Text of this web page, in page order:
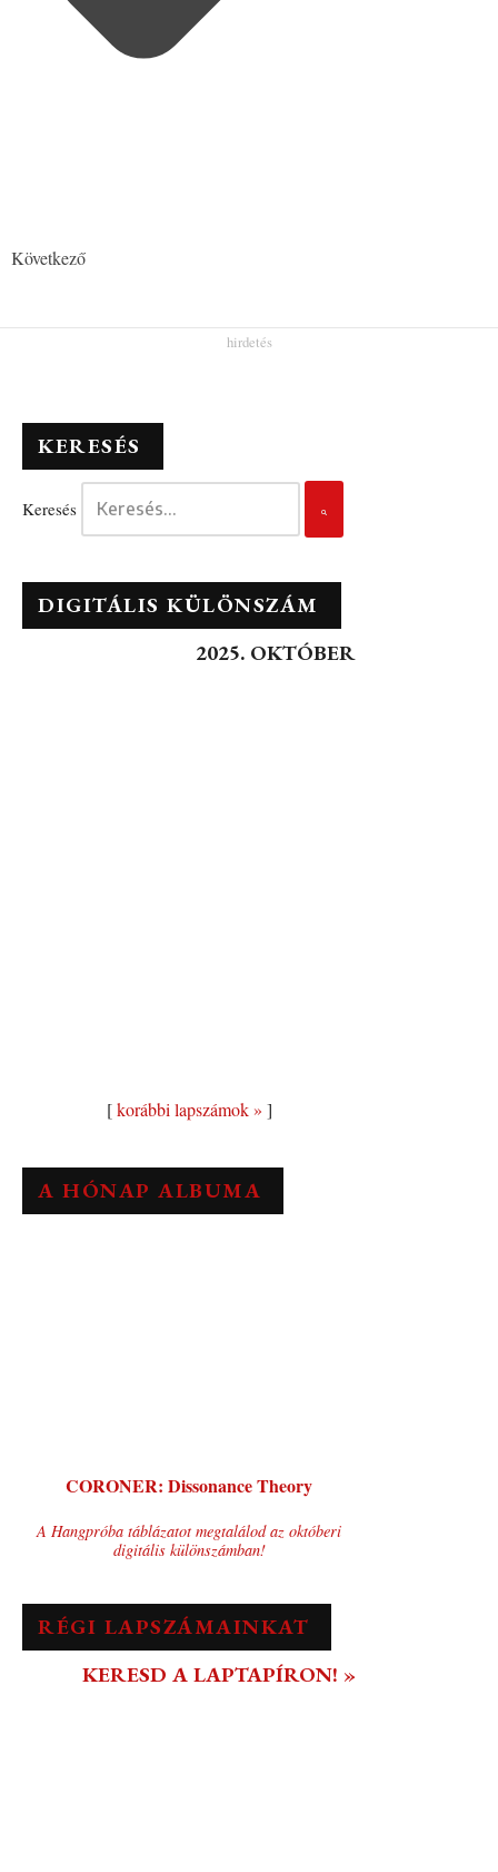
Következő
KERESÉS
Keresés
DIGITÁLIS KÜLÖNSZÁM
2025. OKTÓBER
[korábbi lapszámok » ]
A HÓNAP ALBUMA
CORONER: Dissonance Theory
A Hangpróba táblázatot megtalálod az októberi
digitális különszámban!
RÉGI LAPSZÁMAINKAT
KERESD A LAPTAPÍRON! »